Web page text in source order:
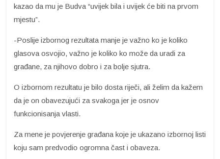
kazao da mu je Budva “uvijek bila i uvijek će biti na prvom
mjestu”.
-Poslije izbornog rezultata manje je važno ko je koliko
glasova osvojio, važno je koliko ko može da uradi za
građane, za njihovo dobro i za bolje sjutra.
O izbornom rezultatu je bilo dosta riječi, ali želim da kažem
da je on obavezujući za svakoga jer je osnov
funkcionisanja vlasti.
Za mene je povjerenje građana koje je ukazano izbornoj listi
koju sam predvodio ogromna čast i obaveza.